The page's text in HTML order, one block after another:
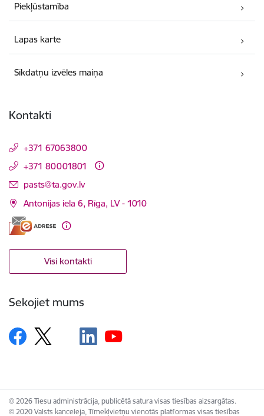
Piekļūstamība
Lapas karte
Sīkdatņu izvēles maiņa
Kontakti
+371 67063800
+371 80001801
E-pasts:
pasts@ta.gov.lv
Antonijas iela 6, Rīga, LV - 1010
Visi kontakti
Sekojiet mums
© 2026 Tiesu administrācija, publicētā satura visas tiesības aizsargātas.
© 2020 Valsts kanceleja, Tīmekļvietņu vienotās platformas visas tiesības